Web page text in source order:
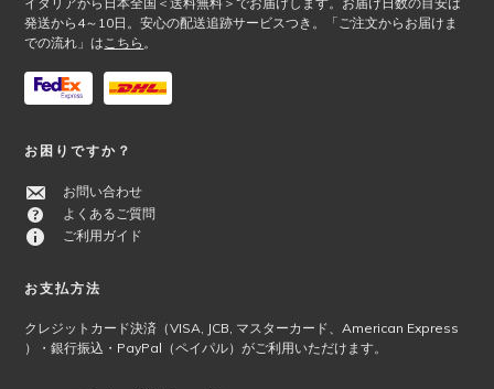
発送から4～10日。安心の配送追跡サービスつき。「ご注文からお届けま
での流れ」は こちら 。
お困りですか？
お問い合わせ
よくあるご質問
ご利用ガイド
お支払方法
クレジットカード決済（VISA, JCB, マスターカード、American Express
）・銀行振込・PayPal（ペイパル）がご利用いただけます。